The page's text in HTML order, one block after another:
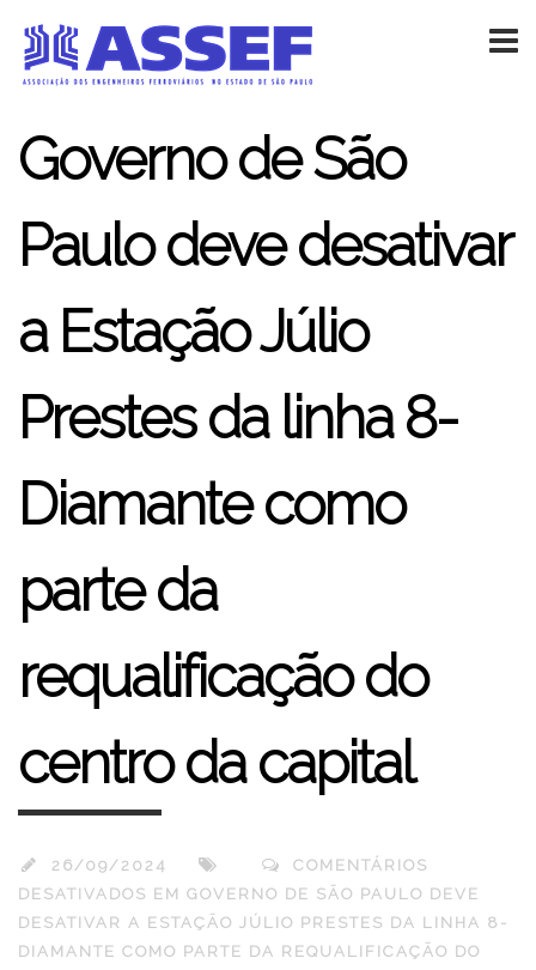
Governo de São
Paulo deve desativar
a Estação Júlio
Prestes da linha 8-
Diamante como
parte da
requalificação do
centro da capital
26/09/2024
COMENTÁRIOS
DESATIVADOS EM GOVERNO DE SÃO PAULO DEVE
DESATIVAR A ESTAÇÃO JÚLIO PRESTES DA LINHA 8-
DIAMANTE COMO PARTE DA REQUALIFICAÇÃO DO